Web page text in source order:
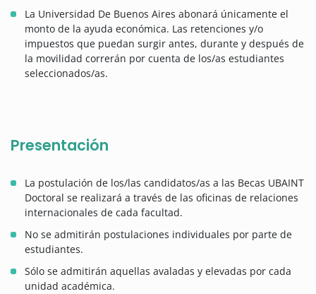
La Universidad De Buenos Aires abonará únicamente el
monto de la ayuda económica. Las retenciones y/o
impuestos que puedan surgir antes, durante y después de
la movilidad correrán por cuenta de los/as estudiantes
seleccionados/as.
Presentación
La postulación de los/las candidatos/as a las Becas UBAINT
Doctoral se realizará a través de las oficinas de relaciones
internacionales de cada facultad.
No se admitirán postulaciones individuales por parte de
estudiantes.
Sólo se admitirán aquellas avaladas y elevadas por cada
unidad académica.